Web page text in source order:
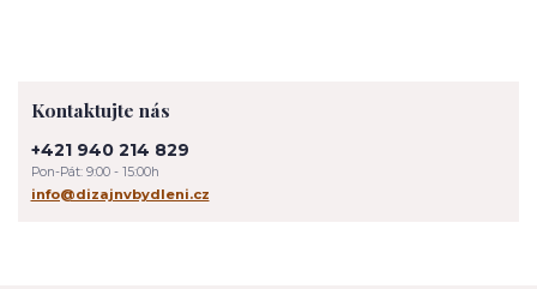
Kontaktujte nás
+421 940 214 829
Pon-Pát: 9:00 - 15:00h
info@dizajnvbydleni.cz